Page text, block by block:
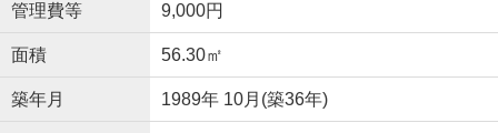
管理費等 9,000円
面積 56.30㎡
築年月 1989年 10月(築36年)